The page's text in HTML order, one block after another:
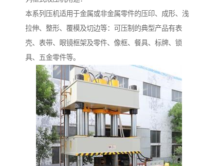
本系列压机适用于金属或非金属零件的压印、成形、浅
拉伸、整形、覆模及切边等：可压制的典型产品有表
壳、表带、眼镜框架及零件、像框、餐具、标牌、锁
具、五金零件等。